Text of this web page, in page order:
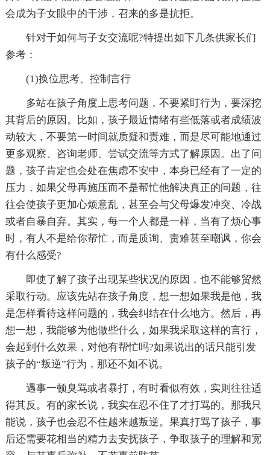
会成为子女眼中的干涉，召来的多是抗拒。
针对于如何与子女交流呢?特提出如下几条供家长们
参考：
(1)换位思考、控制言行
多站在孩子角度上思考问题，不要紧盯行为，要深挖
其背后的原因。比如，孩子最近情绪有些低落或者成绩波
动较大，不要第一时间就质疑和责难，而是尽可能地通过
更多观察、咨询老师、尝试交流等方式了解原因。出了问
题，孩子肯定也会处在焦虑不安中，本身已经有了一定的
压力，如果父母再施压而不是帮忙他解决真正的问题，往
往会使孩子更加心烦意乱，甚至会与父母爆发冲突、冷战
或者自暴自弃。其实，每一个人都是一样，当有了烦心事
时，有人不是给你帮忙，而是质询、责难甚至嘲讽，你会
有什么感受?
即使了解了孩子出现某些状况的原因，也不能够贸然
采取行动。应该先站在孩子角度，想一想如果我是他，我
是怎样看待这样问题的，我会纠结在什么地方。然后，再
想一想，我能够为他做些什么，如果我采取这样的言行，
会起到什么效果，对他有帮忙吗?如果说出的话只能引发
孩子的“叛逆”行为，那还不如不说。
遇事一顿臭骂或者暴打，有时看似有效，实则往往适
得其反。有的家长说，我实在忍不住了才打骂的。那我只
能说，孩子也会忍不住越来越叛逆。果真打骂了孩子，事
后还需要花相当的精力去安抚孩子，争取孩子的理解和宽